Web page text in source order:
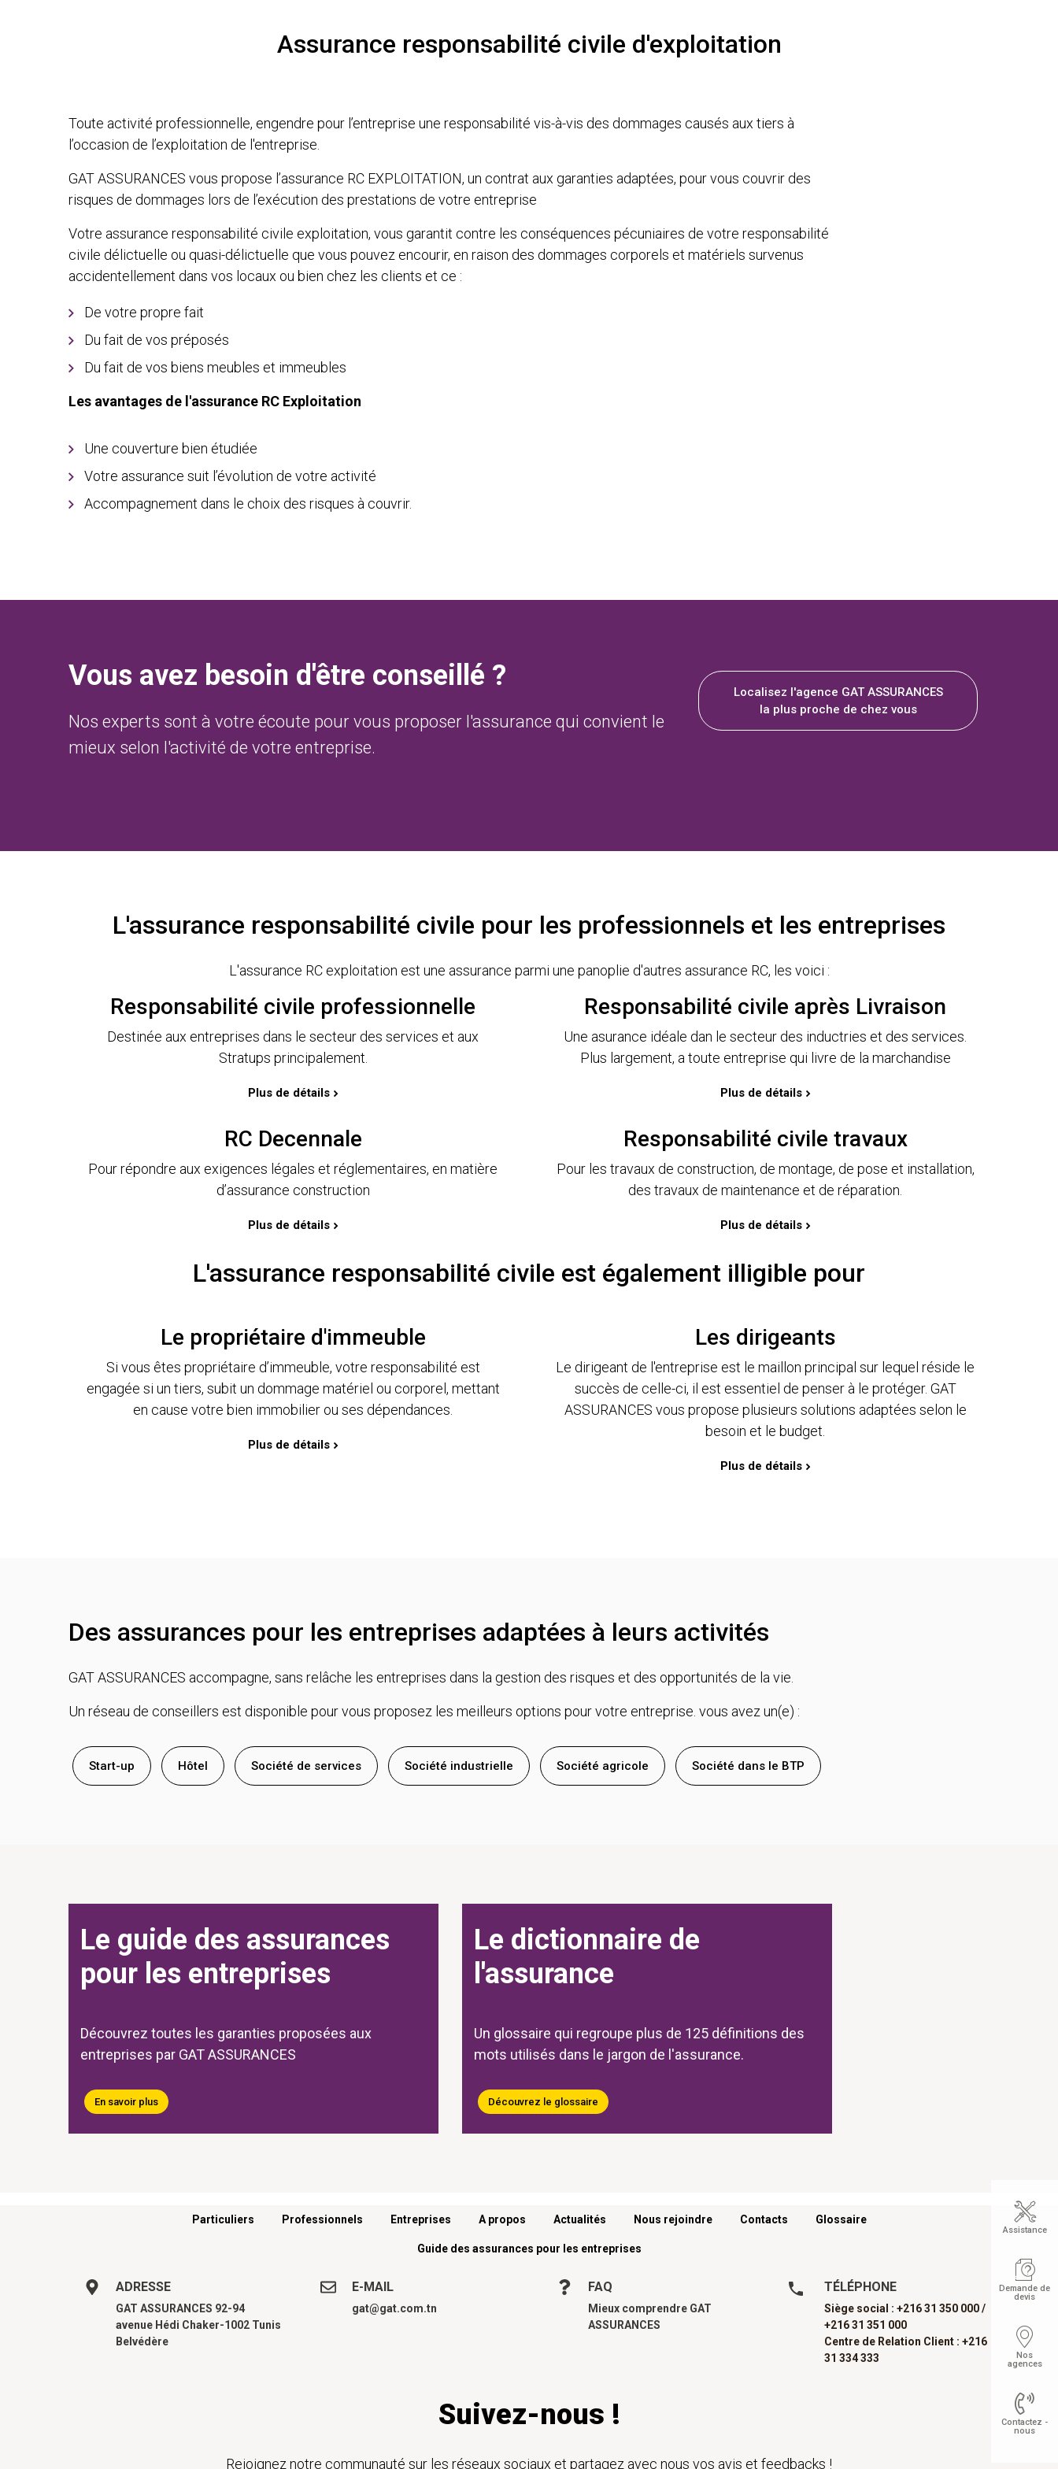
Assurance responsabilité civile d'exploitation
Toute activité professionnelle, engendre pour l’entreprise une responsabilité vis-à-vis des dommages causés aux tiers à
l’occasion de l’exploitation de l'entreprise.
GAT ASSURANCES vous propose l’assurance RC EXPLOITATION, un contrat aux garanties adaptées, pour vous couvrir des
risques de dommages lors de l’exécution des prestations de votre entreprise
Votre assurance responsabilité civile exploitation, vous garantit contre les conséquences pécuniaires de votre responsabilité
civile délictuelle ou quasi-délictuelle que vous pouvez encourir, en raison des dommages corporels et matériels survenus
accidentellement dans vos locaux ou bien chez les clients et ce :
De votre propre fait
Du fait de vos préposés
Du fait de vos biens meubles et immeubles
Les avantages de l'assurance RC Exploitation
Une couverture bien étudiée
Votre assurance suit l’évolution de votre activité
Accompagnement dans le choix des risques à couvrir.
Vous avez besoin d'être conseillé ?
Nos experts sont à votre écoute pour vous proposer l'assurance qui convient le
mieux selon l'activité de votre entreprise.
Localisez l'agence GAT ASSURANCES
la plus proche de chez vous
L'assurance responsabilité civile pour les professionnels et les entreprises
L'assurance RC exploitation est une assurance parmi une panoplie d'autres assurance RC, les voici :
Responsabilité civile professionnelle
Destinée aux entreprises dans le secteur des services et aux
Stratups principalement.
Plus de détails
Responsabilité civile après Livraison
Une asurance idéale dan le secteur des inductries et des services.
Plus largement, a toute entreprise qui livre de la marchandise
Plus de détails
RC Decennale
Pour répondre aux exigences légales et réglementaires, en matière
d’assurance construction
Plus de détails
Responsabilité civile travaux
Pour les travaux de construction, de montage, de pose et installation,
des travaux de maintenance et de réparation.
Plus de détails
L'assurance responsabilité civile est également illigible pour
Le propriétaire d'immeuble
Si vous êtes propriétaire d’immeuble, votre responsabilité est
engagée si un tiers, subit un dommage matériel ou corporel, mettant
en cause votre bien immobilier ou ses dépendances.
Plus de détails
Les dirigeants
Le dirigeant de l'entreprise est le maillon principal sur lequel réside le
succès de celle-ci, il est essentiel de penser à le protéger. GAT
ASSURANCES vous propose plusieurs solutions adaptées selon le
besoin et le budget.
Plus de détails
Des assurances pour les entreprises adaptées à leurs activités
GAT ASSURANCES accompagne, sans relâche les entreprises dans la gestion des risques et des opportunités de la vie.
Un réseau de conseillers est disponible pour vous proposez les meilleurs options pour votre entreprise. vous avez un(e) :
Start-up Hôtel Société de services Société industrielle Société agricole Société dans le BTP
Le guide des assurances
pour les entreprises
Découvrez toutes les garanties proposées aux
entreprises par GAT ASSURANCES
En savoir plus
Le dictionnaire de
l'assurance
Un glossaire qui regroupe plus de 125 définitions des
mots utilisés dans le jargon de l'assurance.
Découvrez le glossaire
Particuliers Professionnels Entreprises A propos Actualités Nous rejoindre Contacts Glossaire
Guide des assurances pour les entreprises
ADRESSE
GAT ASSURANCES 92-94
avenue Hédi Chaker-1002 Tunis
Belvédère
E-MAIL
gat@gat.com.tn
FAQ
Mieux comprendre GAT
ASSURANCES
TÉLÉPHONE
Siège social : +216 31 350 000 /
+216 31 351 000
Centre de Relation Client : +216
31 334 333
Suivez-nous !
Rejoignez notre communauté sur les réseaux sociaux et partagez avec nous vos avis et feedbacks !
Assistance
Demande de
devis
Nos
agences
Contactez -
nous